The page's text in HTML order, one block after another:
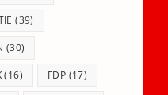
(39)
(30)
(16) FDP (17)